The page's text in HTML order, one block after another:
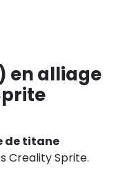
en alliage
de titane
Creality Sprite.